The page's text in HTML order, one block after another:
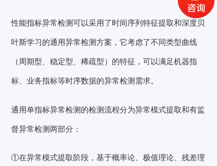
性能指标异常检测可以采用了时间序列特征提取和深度贝
叶斯学习的通用异常检测方案，它考虑了不同类型曲线
（周期型、稳定型、稀疏型）的特征，可以满足机器指
标、业务指标等时序数据的异常检测需求。
通用单指标异常检测的检测流程分为异常模式提取和有监
督异常检测两部分：
①在异常模式提取阶段，基于概率论、极值理论、残差理
获取验证码
登录